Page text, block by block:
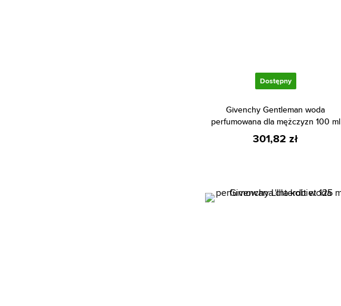
Dostępny
Givenchy Gentleman woda
perfumowana dla mężczyzn 100 ml
301,82 zł